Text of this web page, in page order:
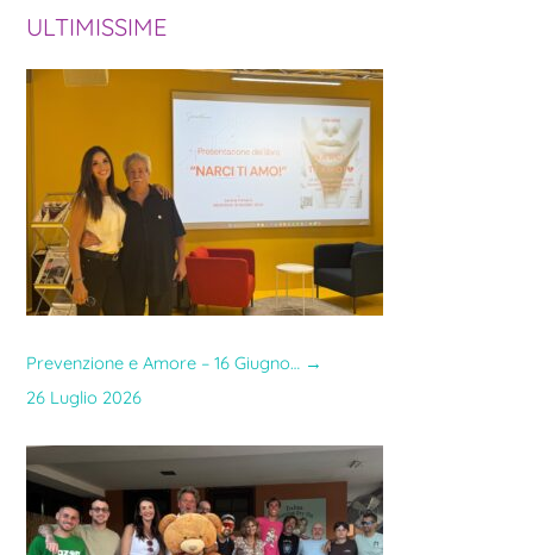
c
a
ULTIMISSIME
Prevenzione e Amore – 16 Giugno… →
26 Luglio 2026